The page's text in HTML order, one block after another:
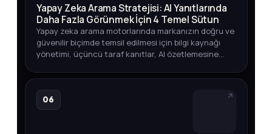
Yapay Zeka Arama Stratejisi: AI Yanıtlarında
Daha Fazla Görünmek İçin 4 Temel Sütun
Yapay zeka arama motorlarında markanızın doğru ve
güvenilir biçimde temsil edilmesi için bilgi kaynağı
yönetimi, üçüncü taraf kanıtlar, AI özetlemesine
kapsamlı bir strate…
06